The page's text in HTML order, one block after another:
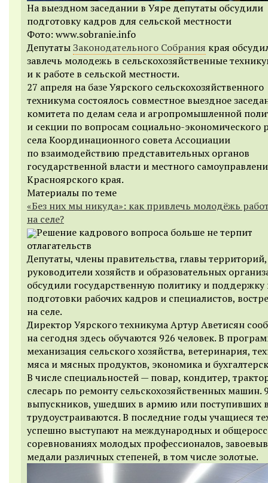
На выездном заседании в Уяре депутаты обсудили
подготовку кадров для сельской местности
Фото: www.sobranie.info
ДепутатыЗаконодательного Собрания края
завлечь молодежь в сельскохозяйственные
и к работе в сельской местности.
27 апреля на базе Уярского сельскохозяйственного
техникума состоялось совместное выездное
комитета по делам села и агропромышленной
и секции по вопросам социально-экономического
села Координационного совета Ассоциации
по взаимодействию представительных органов
государственной власти и местного
Красноярского края.
Материалы по теме
«Без них мы никуда»: как привлечь молодёжь
на селе?
Решение кадрового вопроса больше не терпит
отлагательств
Депутаты, члены правительства, главы территорий,
руководители хозяйств и образовательных
обсудили государственную политику и поддержку
подготовки рабочих кадров и специалистов,
на селе.
Директор Уярского техникума Артур Аветисян
на сегодня здесь обучаются 926 человек. В
механизация сельского хозяйства, ветеринария,
мяса и мясных продуктов, экономика и
В числе специальностей — повар, кондитер,
слесарь по ремонту сельскохозяйственных машин.
выпускников, ушедших в армию или поступивших
трудоустраиваются. В последние годы учащиеся
успешно выступают на международных и
соревнованиях молодых профессионалов,
медали различных степеней, в том числе золотые.